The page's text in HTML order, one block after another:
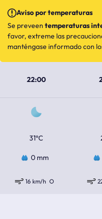
22:00
31ºC
0 mm
16 km/h O
Aviso por temperaturas
Se preveen temperaturas
favor, extreme las
manténgase informado con